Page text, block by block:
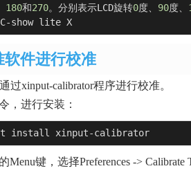
180和270。分别表示LCD旋转0度、 90度、
show lite X
软件进行校准
过xinput-calibrator程序进行校准。
，进行安装：
install xinput-calibrator
Menu键，选择Preferences -> Calibrate